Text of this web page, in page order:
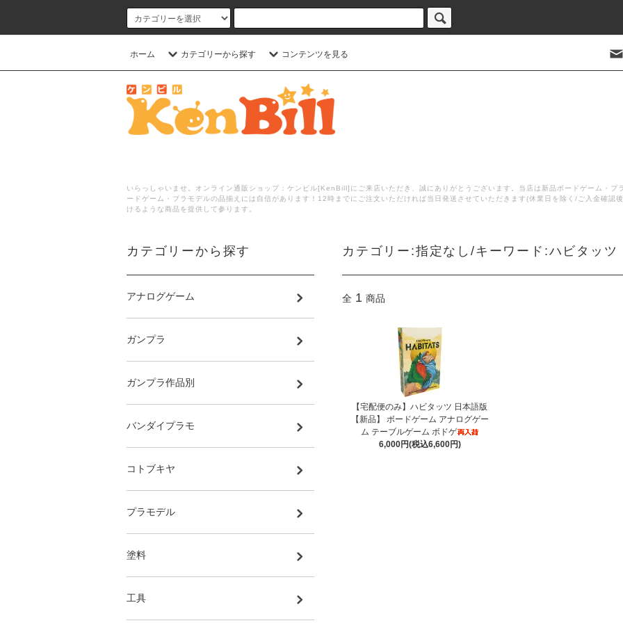
ホーム カテゴリーから探す コンテンツを見る
いらっしゃいませ。オンライン通販ショップ：ケンビル[KenBill]にご来店いただき、誠にありがとうございます。当店は新品ボードゲーム・プ
ードゲーム・プラモデルの品揃えには自信があります！12時までにご注文いただければ当日発送させていただきます(休業日を除く/ご入金確認
けるような商品を提供して参ります。
カテゴリー:指定なし/キーワード:ハビタッツ
全 1 商品
【宅配便のみ】ハビタッツ 日本語版
【新品】 ボードゲーム アナログゲー
ム テーブルゲーム ボドゲ
6,000円(税込6,600円)
カテゴリーから探す
アナログゲーム
ガンプラ
ガンプラ作品別
バンダイプラモ
コトブキヤ
プラモデル
塗料
工具